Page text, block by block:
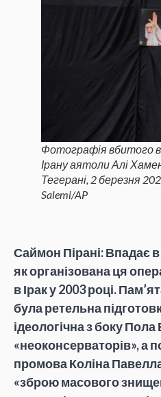
Фотографія вбитого
Ірану аятоли Алі
Тегерані, 2 березня
Salemi/AP
Саймон Пірані: Впадає
як організована ця
в Ірак у 2003 році.
була ретельна
ідеологічна з боку
«неоконсерваторів», а
промова Коліна
«зброю масового